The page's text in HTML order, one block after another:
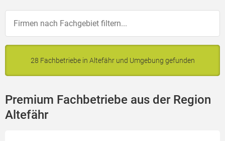
28 Fachbetriebe in Altefähr und Umgebung gefunden
Premium Fachbetriebe aus der Region
Altefähr